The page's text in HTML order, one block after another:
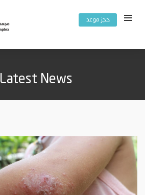
حجز موعد
Latest News